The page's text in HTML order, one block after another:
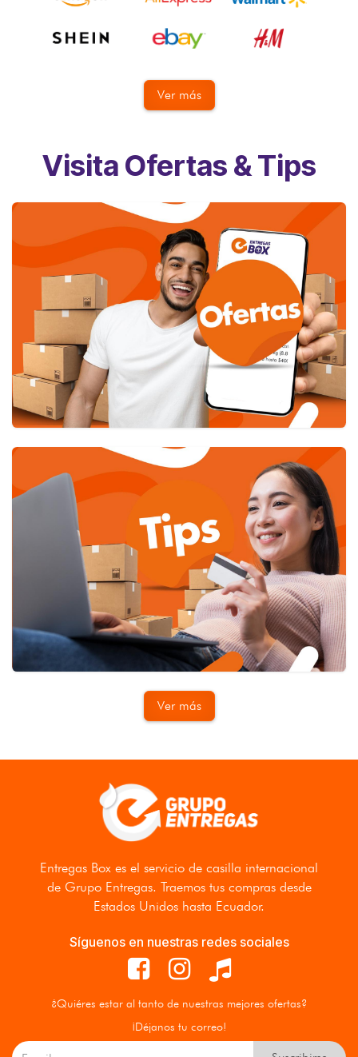
Ver más
Visita Ofertas & Tips
Ver más
Entregas Box es el servicio de casilla internacional
de Grupo Entregas. Traemos tus compras desde
Estados Unidos hasta Ecuador.
Síguenos en nuestras redes sociales
¿Quiéres estar al tanto de nuestras mejores ofertas?
¡Déjanos tu correo!